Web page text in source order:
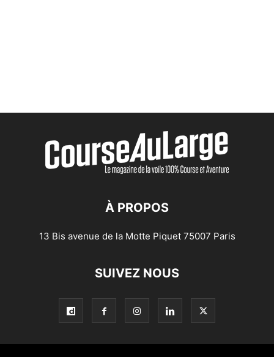
À PROPOS
13 Bis avenue de la Motte Piquet 75007 Paris
SUIVEZ NOUS